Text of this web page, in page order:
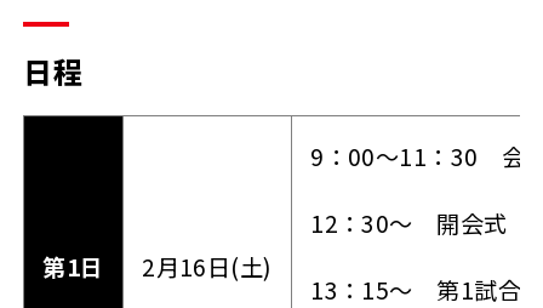
日程
第1日 2月16日(土)
9：00～11：30 会
12：30～ 開会式
13：15～ 第1試合